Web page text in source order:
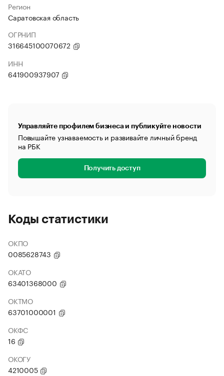
Регион
Саратовская область
ОГРНИП
316645100070672
ИНН
641900937907
Управляйте профилем бизнеса и публикуйте новости
Повышайте узнаваемость и развивайте личный бренд
на РБК
Получить доступ
Коды статистики
ОКПО
0085628743
ОКАТО
63401368000
ОКТМО
63701000001
ОКФС
16
ОКОГУ
4210005